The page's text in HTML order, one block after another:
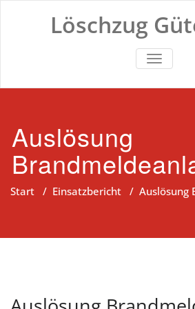
Löschzug
TOGGLE
Auslösung
Start / Einsatzbericht / Auslösung